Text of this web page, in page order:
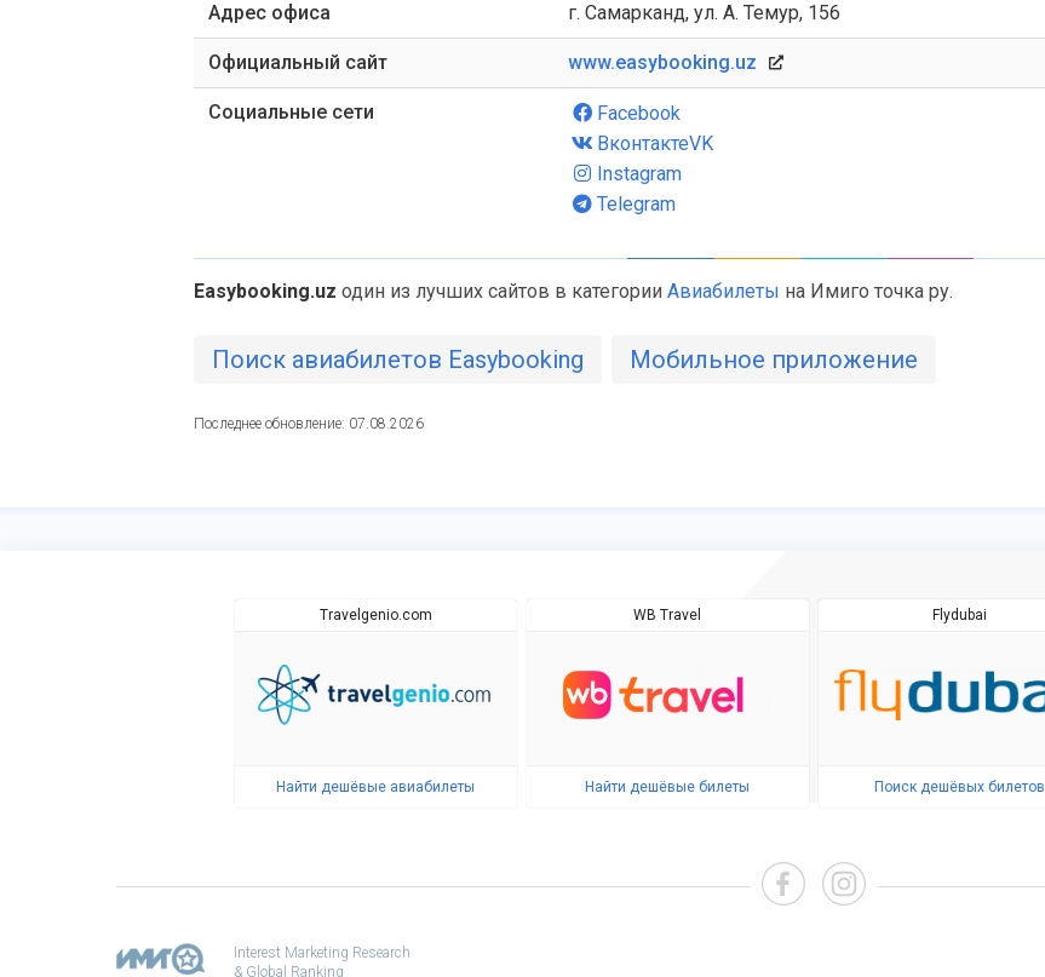
Адрес офиса г. Самарканд, ул. А. Темур, 156
Официальный сайт www.easybooking.uz
Социальные сети
Facebook
ВконтактеVK
Instagram
Telegram
Easybooking.uz один из лучших сайтов в категории Авиабилеты на Имиго точка ру.
Поиск авиабилетов Easybooking Мобильное приложение
Последнее обновление: 07.08.2026
Travelgenio.com
Найти дешёвые авиабилеты
WB Travel
Найти дешёвые билеты
Flydubai
Поиск дешёвых билетов
Interest Marketing Research
& Global Ranking